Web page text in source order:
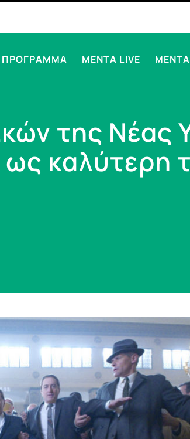
ΠΡΟΓΡΑΜΜΑ MENTA LIVE
της Νέας
καλύτερη